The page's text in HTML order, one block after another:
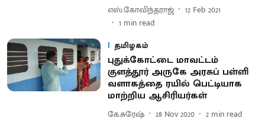
எஸ்.கோவிந்தராஜ்
12 Feb 2021
1 min read
தமிழகம்
புதுக்கோட்டை மாவட்டம்
குளத்தூர் அருகே அரசுப் பள்ளி
வளாகத்தை ரயில் பெட்டியாக
மாற்றிய ஆசிரியர்கள்
கே.சுரேஷ் 28 Nov 2020 2 min read